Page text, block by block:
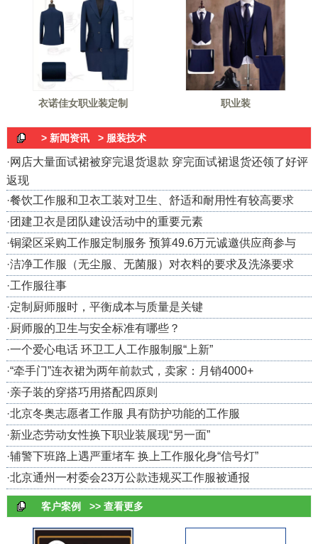
衣诺佳女职业装定制 职业装
> 新闻资讯 > 服装技术
·网店大量面试裙被穿完退货退款 穿完面试裙退货还领了好评
返现
·餐饮工作服和卫衣工装对卫生、舒适和耐用性有较高要求
·团建卫衣是团队建设活动中的重要元素
·铜梁区采购工作服定制服务 预算49.6万元诚邀供应商参与
·洁净工作服（无尘服、无菌服）对衣料的要求及洗涤要求
·工作服往事
·定制厨师服时，平衡成本与质量是关键
·厨师服的卫生与安全标准有哪些？
·一个爱心电话 环卫工人工作服制服“上新”
·“牵手门”连衣裙为两年前款式，卖家：月销4000+
·亲子装的穿搭巧用搭配四原则
·北京冬奥志愿者工作服 具有防护功能的工作服
·新业态劳动女性换下职业装展现“另一面”
·辅警下班路上遇严重堵车 换上工作服化身“信号灯”
·北京通州一村委会23万公款违规买工作服被通报
客户案例 >> 查看更多